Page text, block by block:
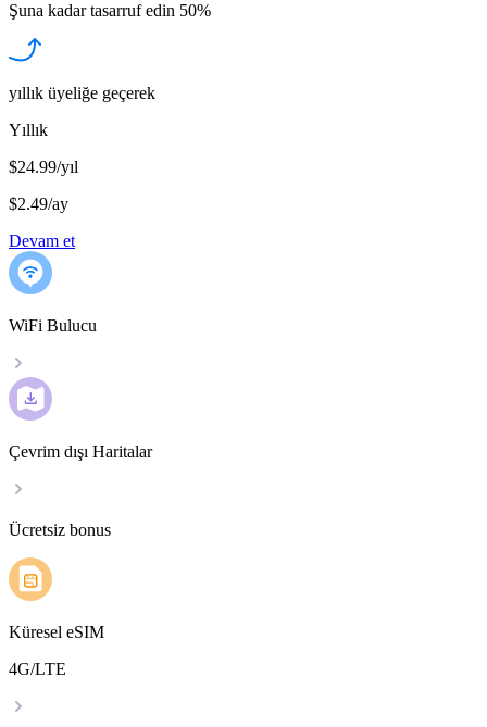
Şuna kadar tasarruf edin 50%
yıllık üyeliğe geçerek
Yıllık
$24.99/yıl
$2.49/ay
Devam et
WiFi Bulucu
Çevrim dışı Haritalar
Ücretsiz bonus
Küresel eSIM
4G/LTE